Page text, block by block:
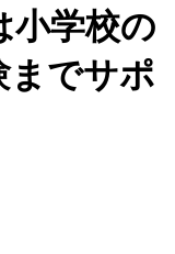
小学校の
までサポ